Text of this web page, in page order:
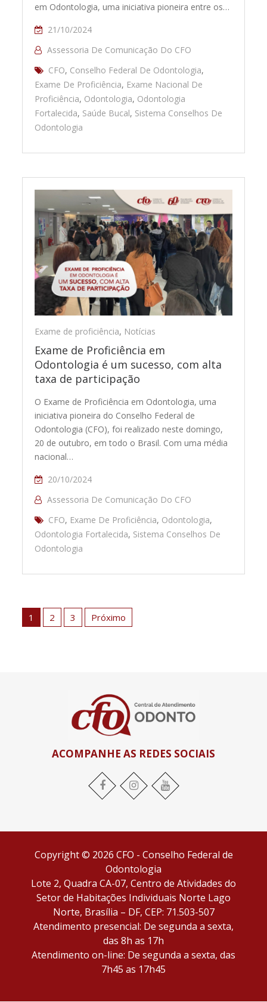
em Odontologia, uma iniciativa pioneira entre os…
21/10/2024
Assessoria De Comunicação Do CFO
CFO, Conselho Federal De Odontologia,
Exame De Proficiência, Exame Nacional De
Proficiência, Odontologia, Odontologia
Fortalecida, Saúde Bucal, Sistema Conselhos De
Odontologia
Exame de proficiência, Notícias
Exame de Proficiência em
Odontologia é um sucesso, com alta
taxa de participação
O Exame de Proficiência em Odontologia, uma
iniciativa pioneira do Conselho Federal de
Odontologia (CFO), foi realizado neste domingo,
20 de outubro, em todo o Brasil. Com uma média
nacional…
20/10/2024
Assessoria De Comunicação Do CFO
CFO, Exame De Proficiência, Odontologia,
Odontologia Fortalecida, Sistema Conselhos De
Odontologia
Paginação
de1 2 3 Próximo
ACOMPANHE AS REDES SOCIAIS
Facebook Instagram YouTube
Copyright © 2026 CFO - Conselho Federal de
Odontologia
Lote 2, Quadra CA-07, Centro de Atividades do
Setor de Habitações Individuais Norte Lago
Norte, Brasília – DF, CEP: 71.503-507
Atendimento presencial: De segunda a sexta,
das 8h as 17h
Atendimento on-line: De segunda a sexta, das
7h45 as 17h45